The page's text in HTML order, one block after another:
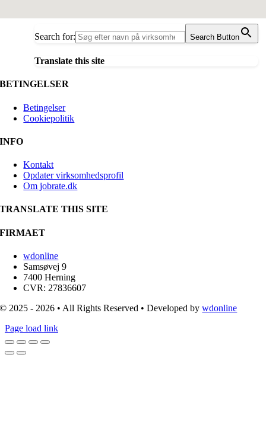
Search for: Search Button
Translate this site
BETINGELSER
Betingelser
Cookiepolitik
INFO
Kontakt
Opdater virksomhedsprofil
Om jobrate.dk
TRANSLATE THIS SITE
FIRMAET
wdonline
Samsøvej 9
7400 Herning
CVR: 27836607
© 2025 - 2026 • All Rights Reserved • Developed bywdonline
Page load link